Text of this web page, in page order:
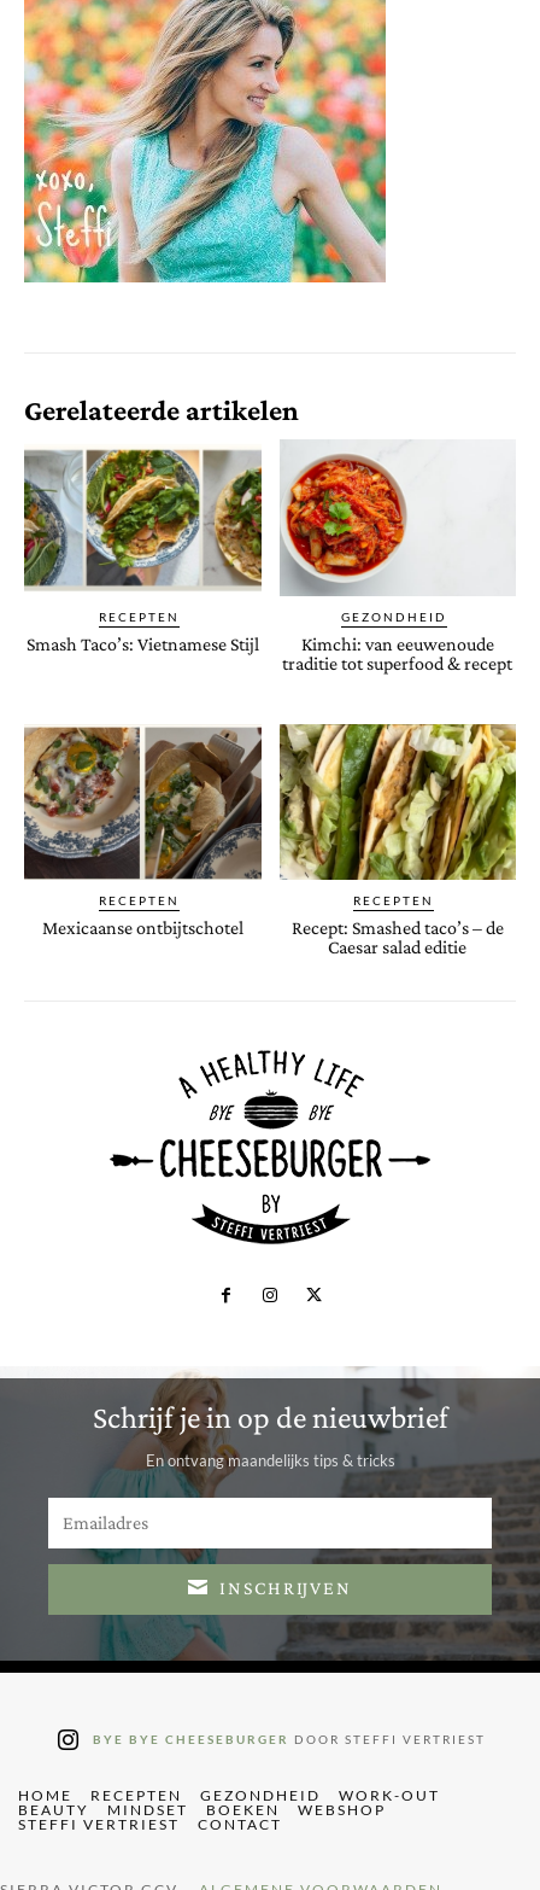
Gerelateerde artikelen
RECEPTEN
Smash Taco’s: Vietnamese Stijl
GEZONDHEID
Kimchi: van eeuwenoude
traditie tot superfood & recept
RECEPTEN
Mexicaanse ontbijtschotel
RECEPTEN
Recept: Smashed taco’s – de
Caesar salad editie
Schrijf je in op de nieuwbrief
En ontvang maandelijks tips & tricks
INSCHRIJVEN
BYE BYE CHEESEBURGER DOOR STEFFI VERTRIEST
HOME RECEPTEN GEZONDHEID
WORK-OUT
BEAUTY
MINDSET BOEKEN
WEBSHOP
STEFFI VERTRIEST
CONTACT